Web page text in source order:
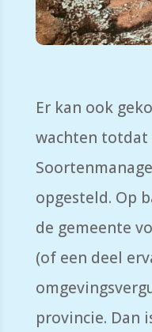
Er kan ook
wachten totdat
opgesteld. Op
de gemeente
(of een deel
provincie. Dan